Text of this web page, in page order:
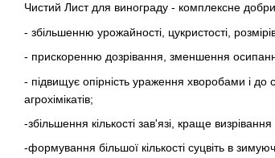
Чистий Лист для винограду - комплексне
- збільшенню урожайності, цукристості, розмірів
- прискоренню дозрівання, зменшення
- підвищує опірність ураження хворобами і до
агрохімікатів;
-збільшення кількості зав'язі, краще
-формування більшої кількості суцвіть в